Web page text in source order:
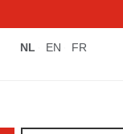
NL EN FR